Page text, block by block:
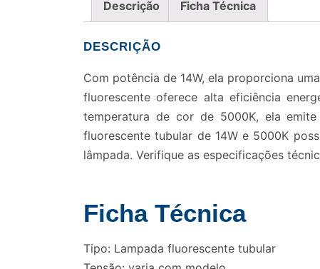
Descrição Ficha Técnica
DESCRIÇÃO
Com potência de 14W, ela proporciona
fluorescente oferece alta eficiência
temperatura de cor de 5000K, ela
fluorescente tubular de 14W e 5000K
lâmpada. Verifique as especificações
Ficha Técnica
Tipo: Lampada fluorescente tubular